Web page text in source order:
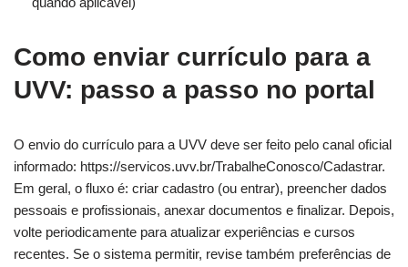
Como enviar currículo para a
UVV: passo a passo no portal
O envio do currículo para a UVV deve ser feito pelo canal oficial
informado: https://servicos.uvv.br/TrabalheConosco/Cadastrar.
Em geral, o fluxo é: criar cadastro (ou entrar), preencher dados
pessoais e profissionais, anexar documentos e finalizar. Depois,
volte periodicamente para atualizar experiências e cursos
recentes. Se o sistema permitir, revise também preferências de